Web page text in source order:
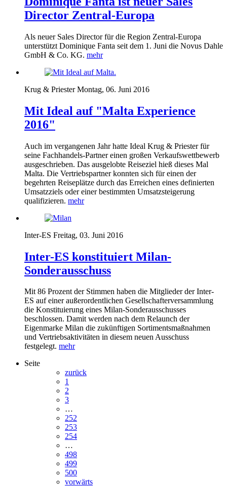
Director Zentral-Europa
Als neuer Sales Director für die Region Zentral-Europa
unterstützt Dominique Fanta seit dem 1. Juni die Novus Dahle
GmbH & Co. KG. mehr
Krug & PriesterMontag, 06. Juni 2016
Mit Ideal auf "Malta Experience
2016"
Auch im vergangenen Jahr hatte Ideal Krug & Priester für
seine Fachhandels-Partner einen großen Verkaufswettbewerb
ausgeschrieben. Das ausgelobte Reiseziel hieß dieses Mal
Malta. Die Vertriebspartner konnten sich für einen der
begehrten Reiseplätze durch das Erreichen eines definierten
Umsatzziels oder einer bestimmten Umsatzsteigerung
qualifizieren. mehr
Inter-ES Freitag, 03. Juni 2016
Inter-ES konstituiert Milan-
Sonderausschuss
Mit 86 Prozent der Stimmen haben die Mitglieder der Inter-
ES auf einer außerordentlichen Gesellschafterversammlung
die Konstituierung eines Milan-Sonderausschusses
beschlossen. Damit werden nach dem Relaunch der
Eigenmarke Milan die zukünftigen Sortimentsmaßnahmen
und Vertriebsaktivitäten in diesem neuen Ausschuss
festgelegt. mehr
Seite
zurück
1
2
3
…
252
253
254
…
498
499
500
vorwärts